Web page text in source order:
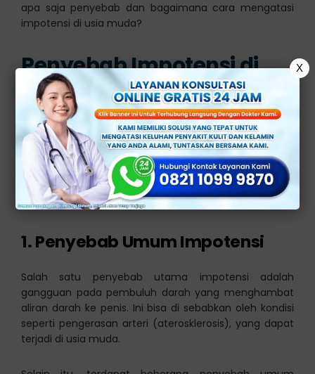
apa saja penyebab dan bagaimana cara mengatasi
impotensi di usia muda?
Penyebab Impotensi di
Usia Muda
Impotensi di usia muda dapat di sebabkan oleh
beberapa faktor, seperti penyebab umum, psikologis,
pengaruh gaya hidup, dan dampak dari mengonsumsi
obat-obatan terlarang. Berikut ini adalah penjelasan
dari faktor-faktor tersebut:
1. Penyebab Umum Impotensi
Salah satu penyebab utama impotensi adalah
gangguan pada pembuluh darah yang menghambat
aliran darah ke penis. Ini bisa di sebabkan oleh kondisi
seperti pengerasan arteri (aterosklerosis), yang dapat
terjadi di usia muda.
X